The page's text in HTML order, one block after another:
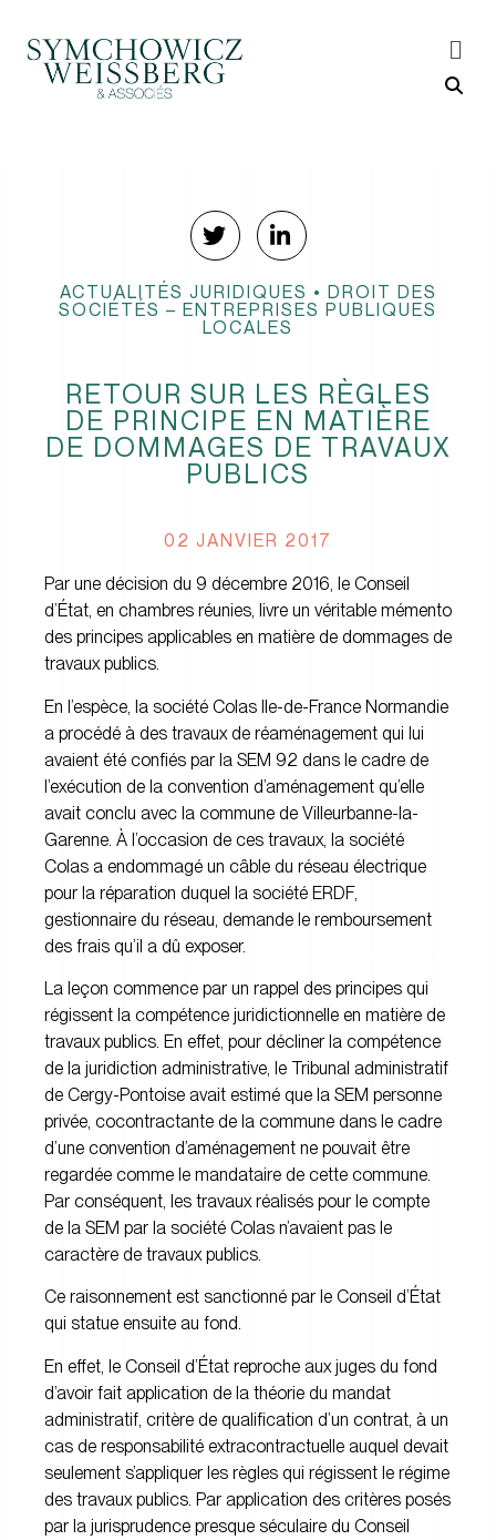
ACTUALITÉS JURIDIQUES • DROIT DES
SOCIÉTÉS – ENTREPRISES PUBLIQUES
LOCALES
RETOUR SUR LES RÈGLES
DE PRINCIPE EN MATIÈRE
DE DOMMAGES DE TRAVAUX
PUBLICS
02 JANVIER 2017
Par une décision du 9 décembre 2016, le Conseil
d’État, en chambres réunies, livre un véritable mémento
des principes applicables en matière de dommages de
travaux publics.
En l’espèce, la société Colas Ile-de-France Normandie
a procédé à des travaux de réaménagement qui lui
avaient été confiés par la SEM 92 dans le cadre de
l’exécution de la convention d’aménagement qu’elle
avait conclu avec la commune de Villeurbanne-la-
Garenne. À l’occasion de ces travaux, la société
Colas a endommagé un câble du réseau électrique
pour la réparation duquel la société ERDF,
gestionnaire du réseau, demande le remboursement
des frais qu’il a dû exposer.
La leçon commence par un rappel des principes qui
régissent la compétence juridictionnelle en matière de
travaux publics. En effet, pour décliner la compétence
de la juridiction administrative, le Tribunal administratif
de Cergy-Pontoise avait estimé que la SEM personne
privée, cocontractante de la commune dans le cadre
d’une convention d’aménagement ne pouvait être
regardée comme le mandataire de cette commune.
Par conséquent, les travaux réalisés pour le compte
de la SEM par la société Colas n’avaient pas le
caractère de travaux publics.
Ce raisonnement est sanctionné par le Conseil d’État
qui statue ensuite au fond.
En effet, le Conseil d’État reproche aux juges du fond
d’avoir fait application de la théorie du mandat
administratif, critère de qualification d’un contrat, à un
cas de responsabilité extracontractuelle auquel devait
seulement s’appliquer les règles qui régissent le régime
des travaux publics. Par application des critères posés
par la jurisprudence presque séculaire du Conseil